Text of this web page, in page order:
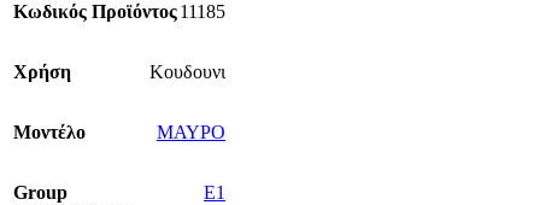
Κωδικός Προϊόντος11185
Χρήση Κουδουνι
Mοντέλο ΜΑΥΡΟ
Group
E1